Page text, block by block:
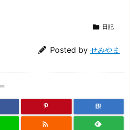
 日記
Posted by せみやま
B!
